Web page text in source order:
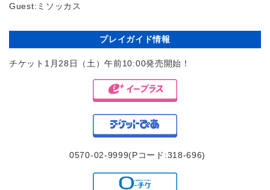
Guest:ミソッカス
プレイガイド情報
チケット1月28日（土）午前10:00発売開始！
0570-02-9999(Pコード:318-696)